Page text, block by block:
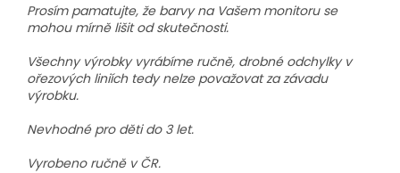
Prosím pamatujte, že barvy na Vašem monitoru se
mohou mírně lišit od skutečnosti.
Všechny výrobky vyrábíme ručně, drobné odchylky v
ořezových liniích tedy nelze považovat za závadu
výrobku.
Nevhodné pro děti do 3 let.
Vyrobeno ručně v ČR.